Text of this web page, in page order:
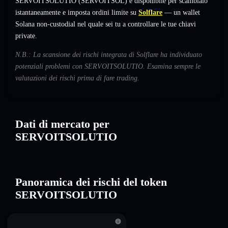
istantaneamente e imposta ordini limite su Solflare — un wallet
Solana non-custodial nel quale sei tu a controllare le tue chiavi
private.
N.B.: La scansione dei rischi integrata di Solflare ha individuato
potenziali problemi con SERVOITSOLUTIO. Esamina sempre le
valutazioni dei rischi prima di fare trading.
Dati di mercato per
SERVOITSOLUTIO
Panoramica dei rischi del token
SERVOITSOLUTIO